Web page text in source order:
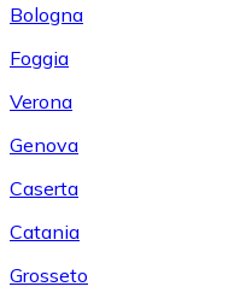
Bologna
Foggia
Verona
Genova
Caserta
Catania
Grosseto